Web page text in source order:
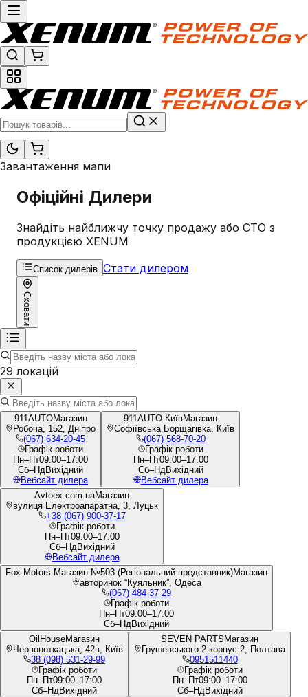
Завантаження мапи
Офіційні Дилери
Знайдіть найближчу точку продажу або СТО з
продукцією XENUM
Список дилерів Стати дилером
Сховати
29 локацій
911AUTOМагазин
Робоча, 152, Дніпро
(067) 634-20-45
Графік роботи
Пн–Пт09:00–17:00
Сб–НдВихідний
Вебсайт дилера
911AUTO КиївМагазин
Софіївська Борщагівка, Київ
(067) 568-70-20
Графік роботи
Пн–Пт09:00–17:00
Сб–НдВихідний
Вебсайт дилера
Avtoex.com.uaМагазин
вулиця Електроапаратна, 3, Луцьк
+38 (067) 900-37-17
Графік роботи
Пн–Пт09:00–17:00
Сб–НдВихідний
Вебсайт дилера
Fox Motors Магазин №503 (Регіональний представник)Магазин
авторинок “Куяльник”, Одеса
(067) 484 37 29
Графік роботи
Пн–Пт09:00–17:00
Сб–НдВихідний
OilHouseМагазин
Червоноткацька, 42в, Київ
38 (098) 531-29-99
Графік роботи
Пн–Пт09:00–17:00
Сб–НдВихідний
SEVEN PARTS Магазин
Грушевського 2 корпус 2, Полтава
0951511440
Графік роботи
Пн–Пт09:00–17:00
Сб–НдВихідний